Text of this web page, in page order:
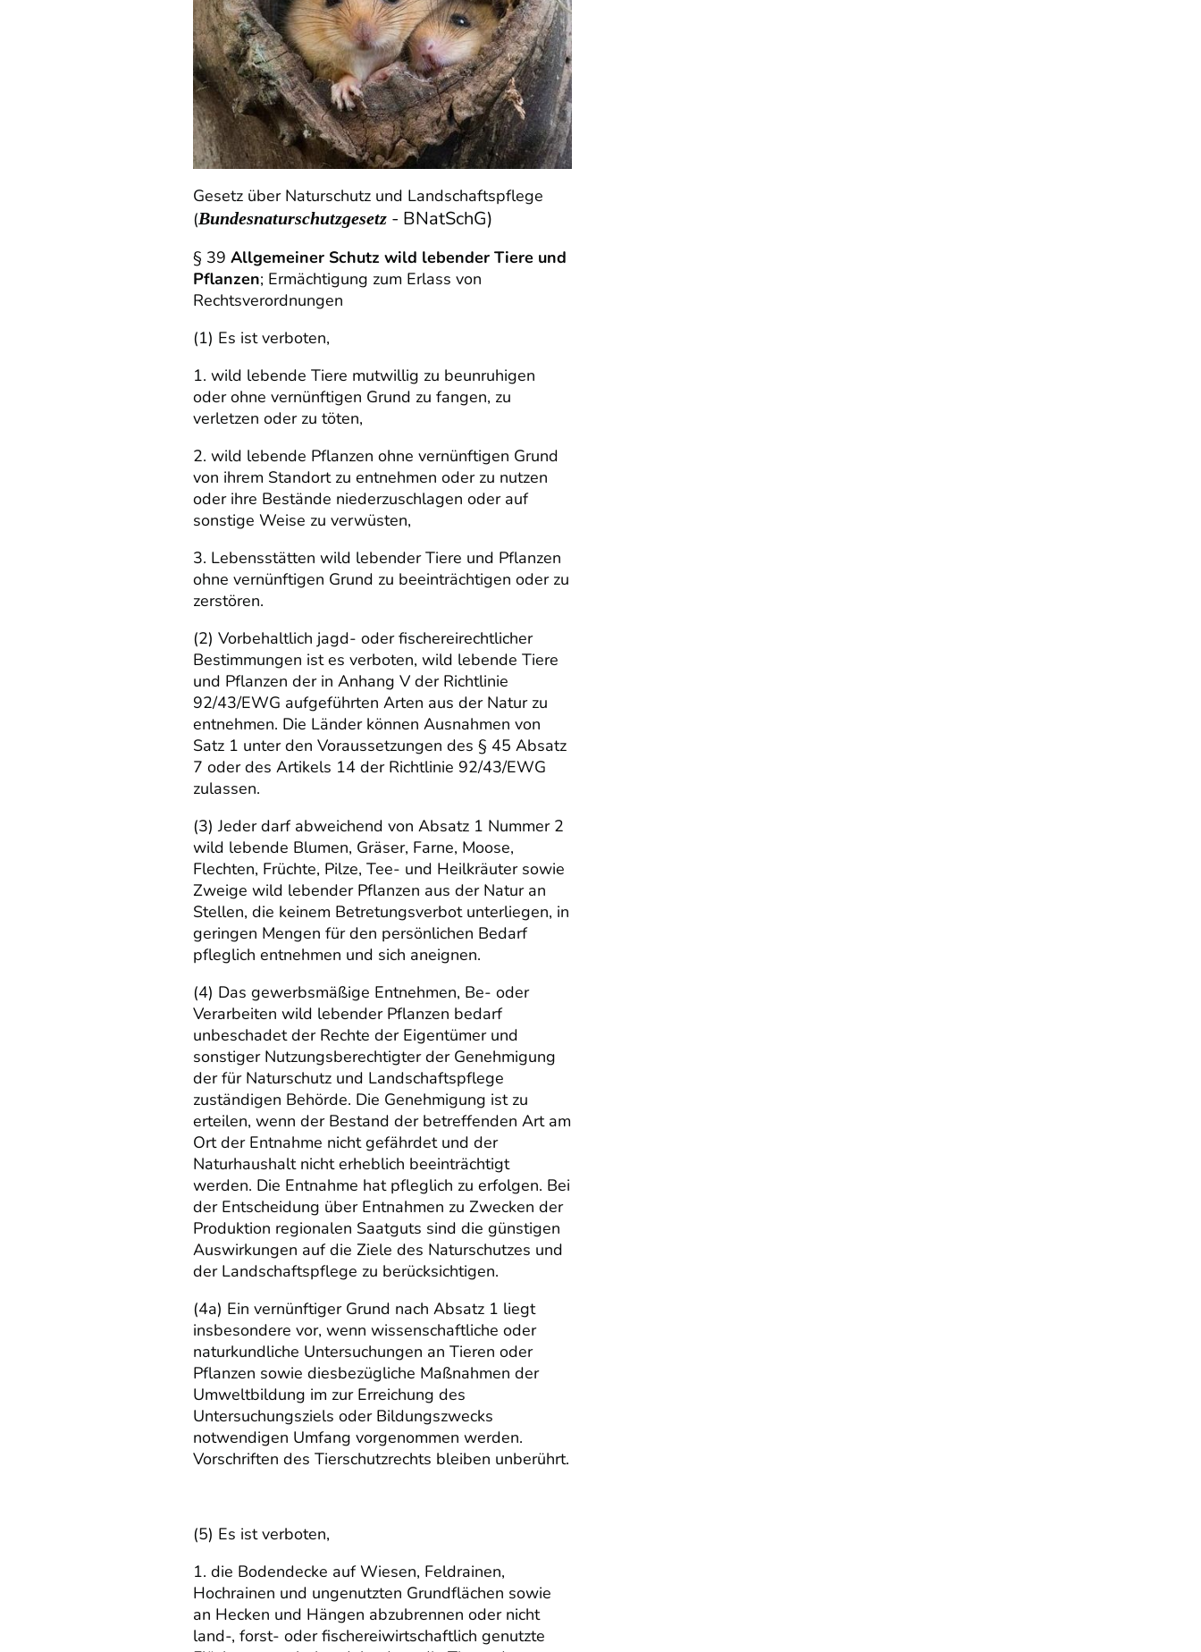
Gesetz über Naturschutz und Landschaftspflege
(Bundesnaturschutzgesetz - BNatSchG)
§ 39 Allgemeiner Schutz wild lebender Tiere und
Pflanzen; Ermächtigung zum Erlass von
Rechtsverordnungen
(1) Es ist verboten,
1. wild lebende Tiere mutwillig zu beunruhigen
oder ohne vernünftigen Grund zu fangen, zu
verletzen oder zu töten,
2. wild lebende Pflanzen ohne vernünftigen Grund
von ihrem Standort zu entnehmen oder zu nutzen
oder ihre Bestände niederzuschlagen oder auf
sonstige Weise zu verwüsten,
3. Lebensstätten wild lebender Tiere und Pflanzen
ohne vernünftigen Grund zu beeinträchtigen oder zu
zerstören.
(2) Vorbehaltlich jagd- oder fischereirechtlicher
Bestimmungen ist es verboten, wild lebende Tiere
und Pflanzen der in Anhang V der Richtlinie
92/43/EWG aufgeführten Arten aus der Natur zu
entnehmen. Die Länder können Ausnahmen von
Satz 1 unter den Voraussetzungen des § 45 Absatz
7 oder des Artikels 14 der Richtlinie 92/43/EWG
zulassen.
(3) Jeder darf abweichend von Absatz 1 Nummer 2
wild lebende Blumen, Gräser, Farne, Moose,
Flechten, Früchte, Pilze, Tee- und Heilkräuter sowie
Zweige wild lebender Pflanzen aus der Natur an
Stellen, die keinem Betretungsverbot unterliegen, in
geringen Mengen für den persönlichen Bedarf
pfleglich entnehmen und sich aneignen.
(4) Das gewerbsmäßige Entnehmen, Be- oder
Verarbeiten wild lebender Pflanzen bedarf
unbeschadet der Rechte der Eigentümer und
sonstiger Nutzungsberechtigter der Genehmigung
der für Naturschutz und Landschaftspflege
zuständigen Behörde. Die Genehmigung ist zu
erteilen, wenn der Bestand der betreffenden Art am
Ort der Entnahme nicht gefährdet und der
Naturhaushalt nicht erheblich beeinträchtigt
werden. Die Entnahme hat pfleglich zu erfolgen. Bei
der Entscheidung über Entnahmen zu Zwecken der
Produktion regionalen Saatguts sind die günstigen
Auswirkungen auf die Ziele des Naturschutzes und
der Landschaftspflege zu berücksichtigen.
(4a) Ein vernünftiger Grund nach Absatz 1 liegt
insbesondere vor, wenn wissenschaftliche oder
naturkundliche Untersuchungen an Tieren oder
Pflanzen sowie diesbezügliche Maßnahmen der
Umweltbildung im zur Erreichung des
Untersuchungsziels oder Bildungszwecks
notwendigen Umfang vorgenommen werden.
Vorschriften des Tierschutzrechts bleiben unberührt.
(5) Es ist verboten,
1. die Bodendecke auf Wiesen, Feldrainen,
Hochrainen und ungenutzten Grundflächen sowie
an Hecken und Hängen abzubrennen oder nicht
land-, forst- oder fischereiwirtschaftlich genutzte